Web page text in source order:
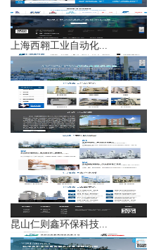
上海西翱工业自动化...
昆山仁则鑫环保科技...